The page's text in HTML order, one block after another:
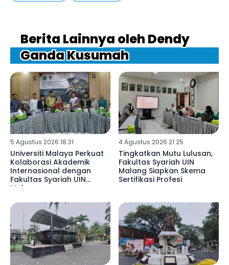
Berita Lainnya oleh Dendy
Ganda Kusumah
5 Agustus 2026 18:31
Universiti Malaya Perkuat
Kolaborasi Akademik
Internasional dengan
Fakultas Syariah UIN
Malang
4 Agustus 2026 21:25
Tingkatkan Mutu Lulusan,
Fakultas Syariah UIN
Malang Siapkan Skema
Sertifikasi Profesi